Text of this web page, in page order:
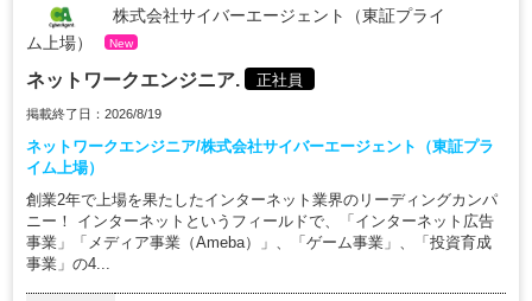
株式会社サイバーエージェント（東証プライ
ム上場）
New
ネットワークエンジニア. 正社員
掲載終了日：2026/8/19
ネットワークエンジニア/株式会社サイバーエージェント（東証プラ
イム上場）
創業2年で上場を果たしたインターネット業界のリーディングカンパ
ニー！ インターネットというフィールドで、「インターネット広告
事業」「メディア事業（Ameba）」、「ゲーム事業」、「投資育成
事業」の4...